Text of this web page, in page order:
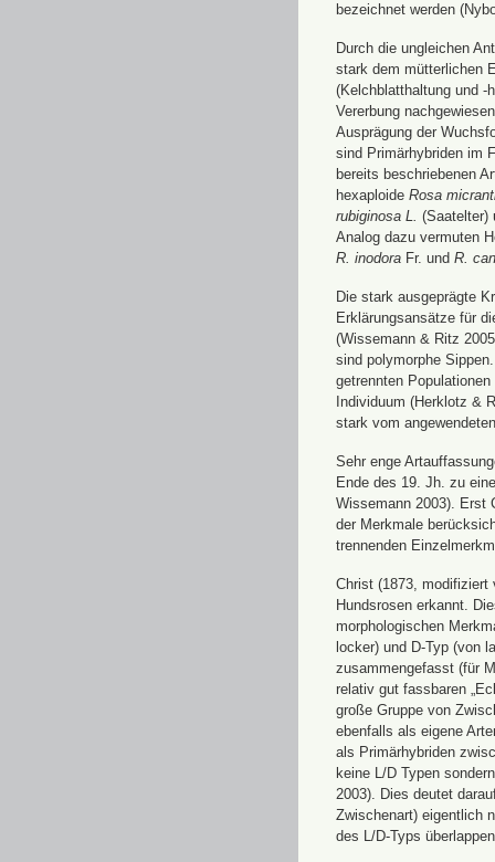
bezeichnet werden
Durch die ungleichen
stark dem mütterlichen
(Kelchblatthaltung und -
Vererbung
Ausprägung der
sind Primärhybriden im
bereits beschriebenen
hexaploide Rosa
rubiginosa L. (Saatelter)
Analog dazu vermuten
R. inodora Fr. und R.
Die stark ausgeprägte
Erklärungsansätze für
(Wissemann & Ritz
sind polymorphe
getrennten
Individuum (Herklotz &
stark vom
Sehr enge
Ende des 19. Jh. zu
Wissemann 2003). Erst
der Merkmale
trennenden
Christ (1873, modifiziert
Hundsrosen erkannt.
morphologischen
locker) und D-Typ (von
zusammengefasst (für
relativ gut fassbaren
große Gruppe von
ebenfalls als eigene
als Primärhybriden
keine L/D Typen
2003). Dies deutet
Zwischenart) eigentlich
des L/D-Typs